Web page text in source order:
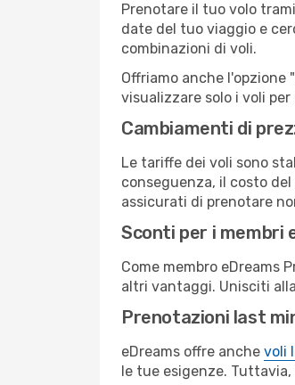
Prenotare il tuo volo
date del tuo viaggio e
combinazioni di voli.
Offriamo anche
visualizzare solo i voli
Cambiamenti di
Le tariffe dei voli sono
conseguenza, il costo
assicurati di prenotare
Sconti per i membri
Come membro eDreams
altri vantaggi. Unisciti
Prenotazioni last
eDreams offre anche voli
le tue esigenze.